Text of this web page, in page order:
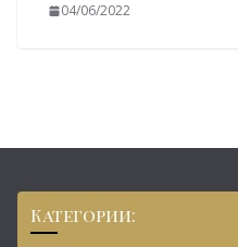
04/06/2022
Категории: